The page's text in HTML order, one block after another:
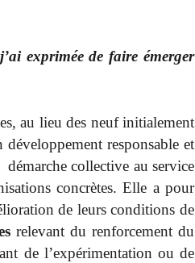
exprimée de faire émerger
au lieu des neuf initialement
responsable et
collective au service
concrètes. Elle a pour
de leurs conditions de
relevant du renforcement du
de l’expérimentation ou de